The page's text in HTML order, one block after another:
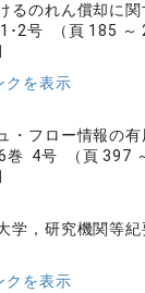
るのれん償却に
2号 （頁 185 ～
クを表示
・フロー情報の
巻 4号 （頁 397
学，研究機関等紀
クを表示